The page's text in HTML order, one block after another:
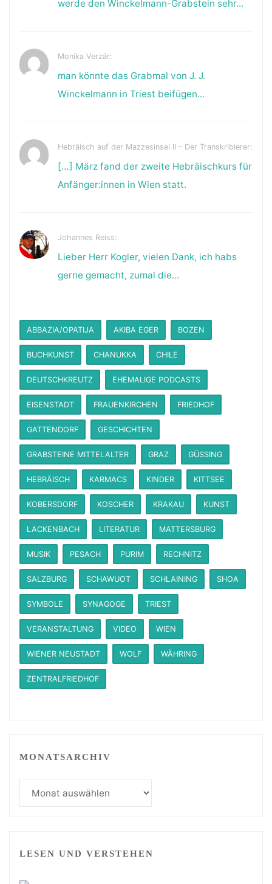
werde den Winckelmann-Grabstein sehr...
Monika Verzár:
man könnte das Grabmal von J. J.
Winckelmann in Triest beifügen...
Hebräisch auf der Mazzesinsel II – Der Transkribierer:
[…] März fand der zweite Hebräischkurs für
Anfänger:innen in Wien statt.
Johannes Reiss:
Lieber Herr Kogler, vielen Dank, ich habs
gerne gemacht, zumal die...
ABBAZIA/OPATIJA AKIBA EGER BOZEN
BUCHKUNST CHANUKKA CHILE
DEUTSCHKREUTZ EHEMALIGE PODCASTS
EISENSTADT FRAUENKIRCHEN FRIEDHOF
GATTENDORF GESCHICHTEN
GRABSTEINE MITTELALTER GRAZ GÜSSING
HEBRÄISCH KARMACS KINDER KITTSEE
KOBERSDORF KOSCHER KRAKAU KUNST
LACKENBACH LITERATUR MATTERSBURG
MUSIK PESACH PURIM RECHNITZ
SALZBURG SCHAWUOT SCHLAINING SHOA
SYMBOLE SYNAGOGE TRIEST
VERANSTALTUNG VIDEO WIEN
WIENER NEUSTADT WOLF WÄHRING
ZENTRALFRIEDHOF
MONATSARCHIV
LESEN UND VERSTEHEN